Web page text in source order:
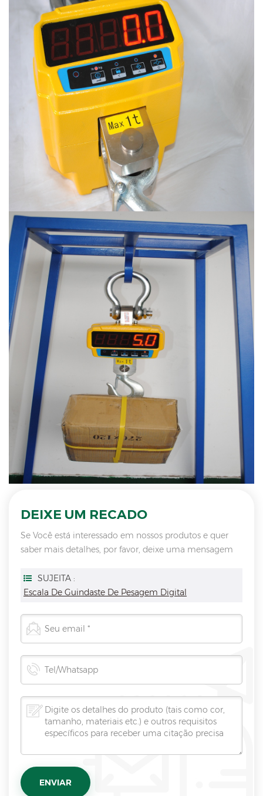
DEIXE UM RECADO
Se Você está interessado em nossos produtos e quer
saber mais detalhes, por favor, deixe uma mensagem
SUJEITA :
Escala De Guindaste De Pesagem Digital